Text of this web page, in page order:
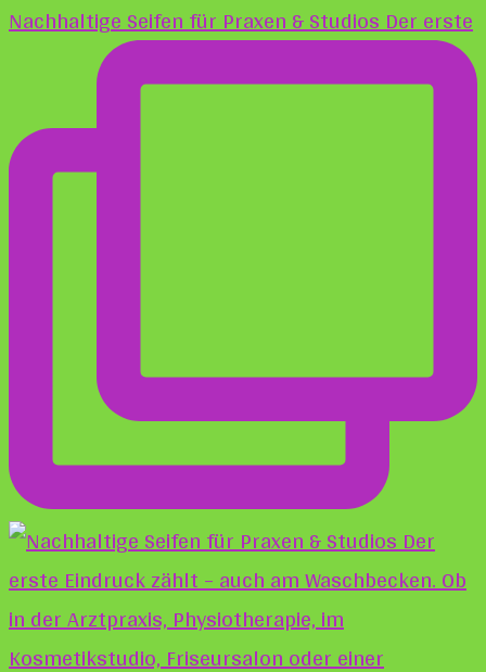
Nachhaltige Seifen für Praxen & Studios Der erste